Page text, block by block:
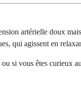
artérielle doux
qui agissent en
si vous êtes curieux